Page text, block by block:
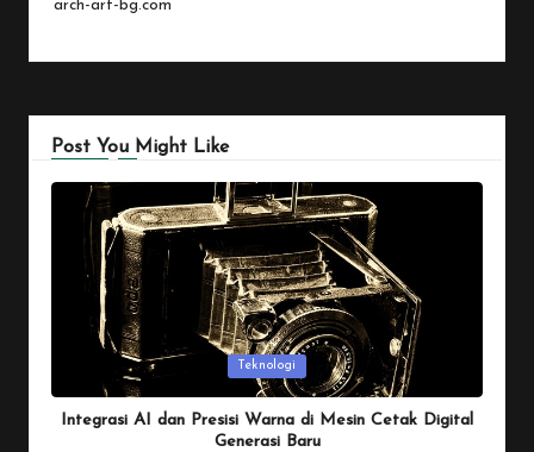
arch-art-bg.com
Post You Might Like
Teknologi
Integrasi AI dan Presisi Warna di Mesin Cetak Digital
Generasi Baru